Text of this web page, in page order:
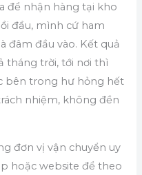
để nhận hàng tại kho
đầu, mình cứ ham
đâm đầu vào. Kết quả
tháng trời, tới nơi thì
bên trong hư hỏng hết
nhiệm, không đền
đơn vị vận chuyển uy
hoặc website để theo